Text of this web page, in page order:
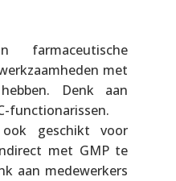
farmaceutische
met
Denk aan
functionarissen.
geschikt voor
met GMP te
aan medewerkers